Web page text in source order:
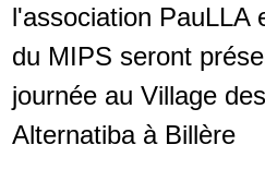
l'association PauLLA
du MIPS seront
journée au Village
Alternatiba à Billère